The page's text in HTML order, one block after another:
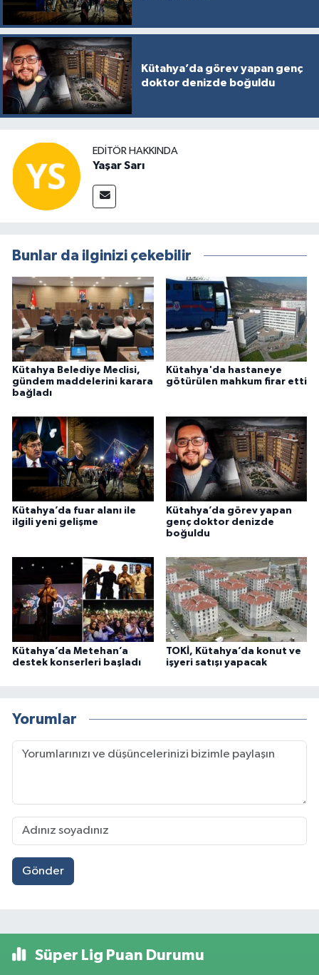
Kütahya’da görev yapan genç
doktor denizde boğuldu
EDITÖR HAKKINDA
Yaşar Sarı
Bunlar da ilginizi çekebilir
Kütahya Belediye Meclisi,
gündem maddelerini karara
bağladı
Kütahya'da hastaneye
götürülen mahkum firar etti
Kütahya’da fuar alanı ile
ilgili yeni gelişme
Kütahya’da görev yapan
genç doktor denizde
boğuldu
Kütahya’da Metehan’a
destek konserleri başladı
TOKİ, Kütahya’da konut ve
işyeri satışı yapacak
Yorumlar
Gönder
Süper Lig Puan Durumu